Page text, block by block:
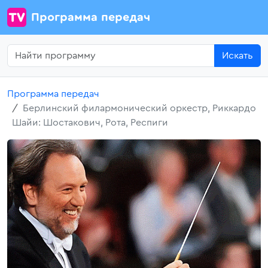
Программа передач
Искать
Программа передач
Берлинский филармонический оркестр, Риккардо
Шайи: Шостакович, Рота, Респиги